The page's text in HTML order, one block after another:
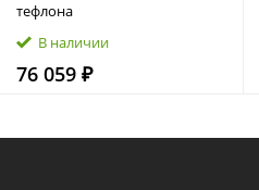
тефлона
В наличии
76 059 ₽